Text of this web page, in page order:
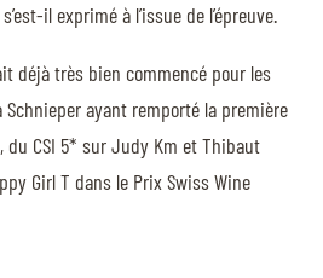
il exprimé à l’issue de l’épreuve.
déjà très bien commencé pour les
Schnieper ayant remporté la première
du CSI 5* sur Judy Km et Thibaut
Girl T dans le Prix Swiss Wine